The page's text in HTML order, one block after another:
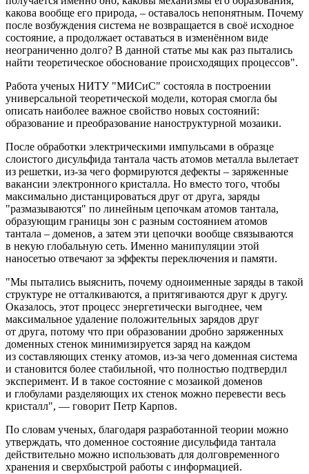
какова вообще его природа, – оставалось непонятным. Почему
после возбуждения система не возвращается в своё исходное
состояние, а продолжает оставаться в изменённом виде
неограниченно долго? В данной статье мы как раз пытались
найти теоретическое обоснование происходящих процессов".
Работа ученых НИТУ "МИСиС" состояла в построении
универсальной теоретической модели, которая смогла бы
описать наиболее важное свойство новых состояний:
образование и преобразование наноструктурной мозаики.
После обработки электрическими импульсами в образце
слоистого дисульфида тантала часть атомов металла вылетает
из решетки, из-за чего формируются дефекты – заряженные
вакансии электронного кристалла. Но вместо того, чтобы
максимально дистанцироваться друг от друга, заряды
"размазываются" по линейным цепочкам атомов тантала,
образующим границы зон с разным состоянием атомов
тантала – доменов, а затем эти цепочки вообще связываются
в некую глобальную сеть. Именно манипуляции этой
наносетью отвечают за эффекты переключения и памяти.
"Мы пытались выяснить, почему одноименные заряды в такой
структуре не отталкиваются, а притягиваются друг к другу.
Оказалось, этот процесс энергетически выгоднее, чем
максимальное удаление положительных зарядов друг
от друга, потому что при образовании дробно заряженных
доменных стенок минимизируется заряд на каждом
из составляющих стенку атомов, из-за чего доменная система
и становится более стабильной, что полностью подтвердил
эксперимент. И в такое состояние с мозаикой доменов
и глобулами разделяющих их стенок можно перевести весь
кристалл", — говорит Петр Карпов.
По словам ученых, благодаря разработанной теории можно
утверждать, что доменное состояние дисульфида тантала
действительно можно использовать для долговременного
хранения и сверхбыстрой работы с информацией.